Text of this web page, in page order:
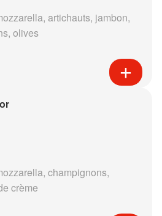
artichauts, jambon,
olives
champignons,
crème